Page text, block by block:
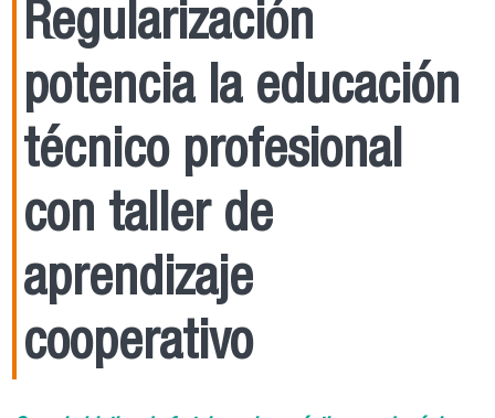
Regularización
potencia la educación
técnico profesional
con taller de
aprendizaje
cooperativo